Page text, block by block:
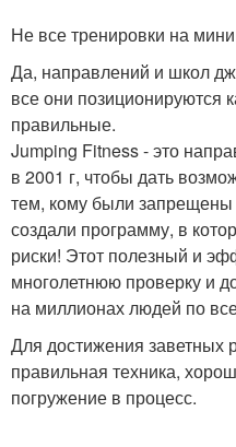
Не все тренировки на
Да, направлений и школ
все они позиционируются
правильные.
Jumping Fitness - это
в 2001 г, чтобы дать
тем, кому были
создали программу, в
риски! Этот полезный и
многолетнюю проверку и
на миллионах людей по
Для достижения заветных
правильная техника,
погружение в процесс.